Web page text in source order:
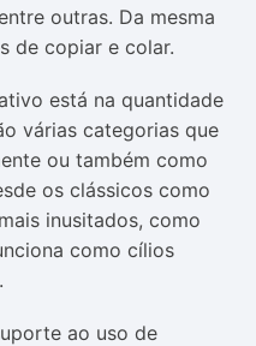
outras. Da mesma
de copiar e colar.
está na quantidade
várias categorias que
ou também como
os clássicos como
inusitados, como
como cílios
ao uso de